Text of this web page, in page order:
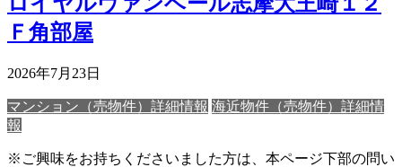
Ｆ角部屋
2026年7月23日
マンション（売物件）詳細情報 海近物件（売物件）詳細情
報
※ご興味をお持ちくださいました方は、本ページ下部の問い